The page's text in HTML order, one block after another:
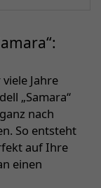
Jahre
„Samara“
nach
So entsteht
auf Ihre
einen